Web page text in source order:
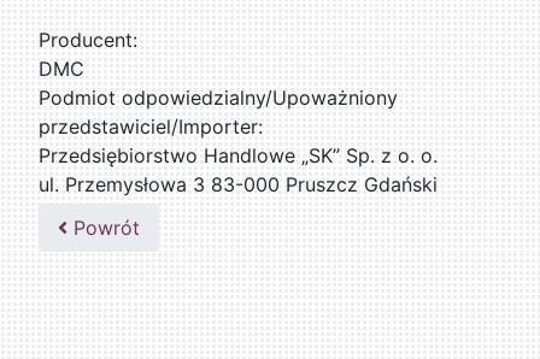
Producent:
DMC
Podmiot odpowiedzialny/Upoważniony
przedstawiciel/Importer:
Przedsiębiorstwo Handlowe „SK” Sp. z o. o.
ul. Przemysłowa 3 83-000 Pruszcz Gdański
509076255
Powrót